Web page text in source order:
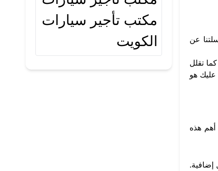
عن
تقلل
هو
أهم هذه
مكتب تأجير سيارات
الكويت